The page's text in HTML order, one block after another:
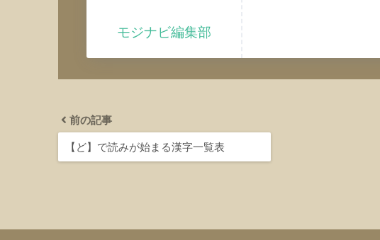
モジナビ編集部
前の記事
【ど】で読みが始まる漢字一覧表